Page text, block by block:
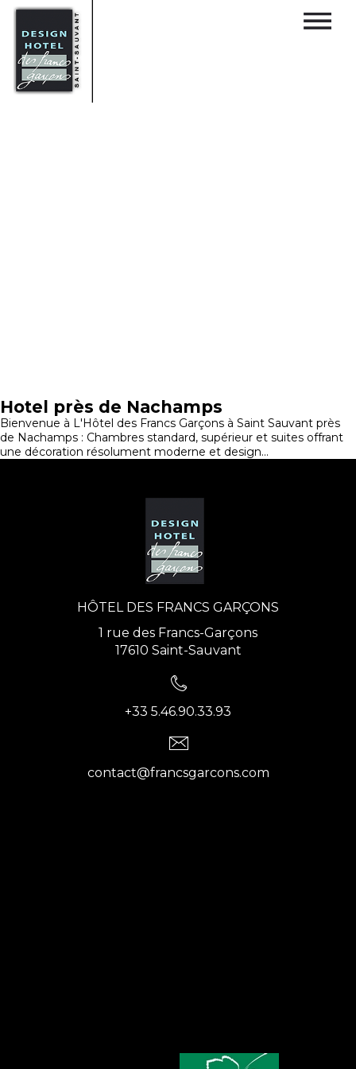
Hotel près de Nachamps
Bienvenue à L'Hôtel des Francs Garçons à Saint Sauvant près
de Nachamps : Chambres standard, supérieur et suites offrant
une décoration résolument moderne et design...
HÔTEL DES FRANCS GARÇONS
1 rue des Francs-Garçons
17610 Saint-Sauvant
+33 5.46.90.33.93
contact@francsgarcons.com